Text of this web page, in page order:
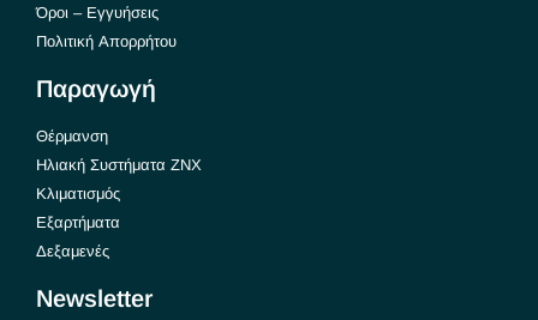
Όροι – Εγγυήσεις
Πολιτική Απορρήτου
Παραγωγή
Θέρμανση
Ηλιακή Συστήματα ΖΝΧ
Κλιματισμός
Εξαρτήματα
Δεξαμενές
Newsletter